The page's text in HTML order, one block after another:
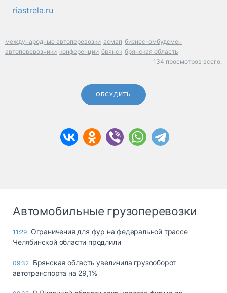
riastrela.ru
международные автоперевозки асмап бизнес-омбудсмен
автоперевозчики конференции брянск брянская область
134 просмотров всего.
ОБСУДИТЬ
Автомобильные грузоперевозки
11:29 Ограничения для фур на федеральной трассе
Челябинской области продлили
09:32 Брянская область увеличила грузооборот
автотранспорта на 29,1%